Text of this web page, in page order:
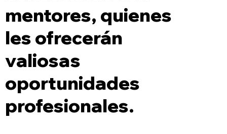
mentores, quienes
les ofrecerán
valiosas
oportunidades
profesionales.